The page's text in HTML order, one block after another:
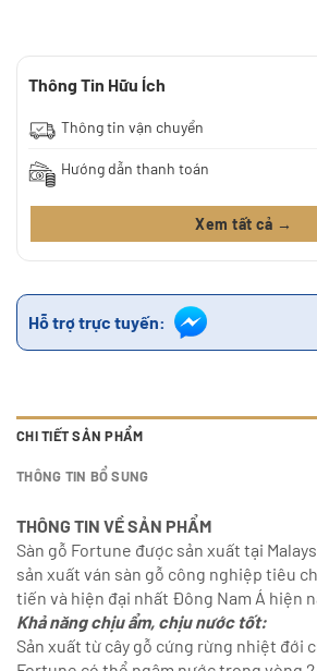
Thông Tin Hữu Ích
Thông tin vận chuyển
Hướng dẫn thanh toán
Xem tất cả →
Hỗ trợ trực tuyến:
CHI TIẾT SẢN PHẨM
THÔNG TIN BỔ SUNG
THÔNG TIN VỀ SẢN PHẨM
Sàn gỗ Fortune được sản xuất tại
sản xuất ván sàn gỗ công nghiệp tiêu
tiến và hiện đại nhất Đông Nam Á hiện
Khả năng chịu ẩm, chịu nước tốt:
Sản xuất từ cây gỗ cứng rừng nhiệt đới